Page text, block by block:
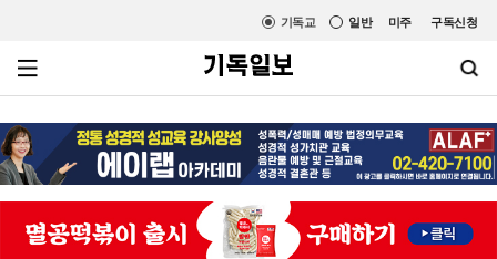
미주 구독신청
일반
기독교